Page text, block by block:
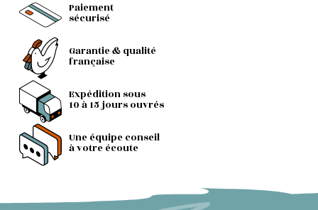
Paiement
sécurisé
Garantie & qualité
française
Expédition sous
10 à 15 jours ouvrés
Une équipe conseil
à votre écoute